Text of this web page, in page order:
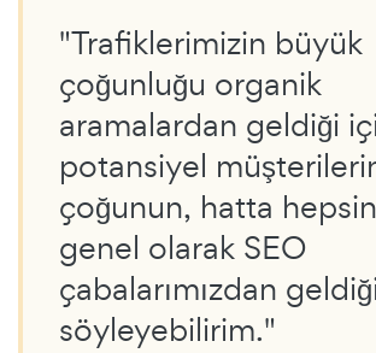
"Trafiklerimizin büyük
çoğunluğu organik
aramalardan geldiği
potansiyel
çoğunun, hatta
genel olarak SEO
çabalarımızdan
söyleyebilirim."